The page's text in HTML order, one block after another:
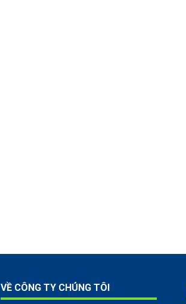
VỀ CÔNG TY CHÚNG TÔI